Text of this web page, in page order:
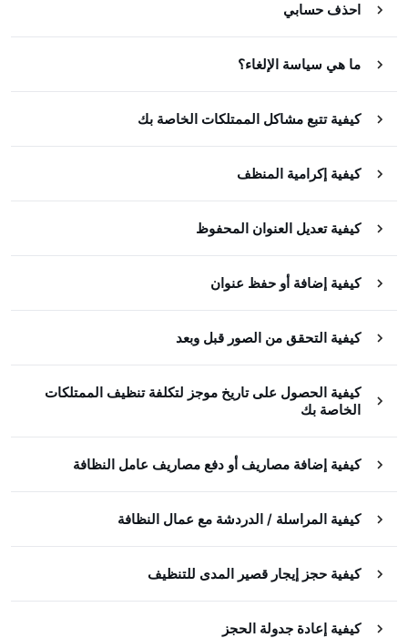
احذف حسابي
ما هي سياسة الإلغاء؟
كيفية تتبع مشاكل الممتلكات الخاصة بك
كيفية إكرامية المنظف
كيفية تعديل العنوان المحفوظ
كيفية إضافة أو حفظ عنوان
كيفية التحقق من الصور قبل وبعد
كيفية الحصول على تاريخ موجز لتكلفة تنظيف الممتلكات
الخاصة بك
كيفية إضافة مصاريف أو دفع مصاريف عامل النظافة
كيفية المراسلة / الدردشة مع عمال النظافة
كيفية حجز إيجار قصير المدى للتنظيف
كيفية إعادة جدولة الحجز